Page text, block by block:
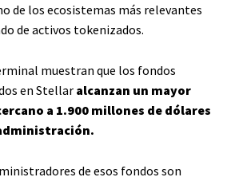
de los ecosistemas más relevantes
de activos tokenizados.
muestran que los fondos
en Stellar alcanzan un mayor
a 1.900 millones de dólares
de esos fondos son